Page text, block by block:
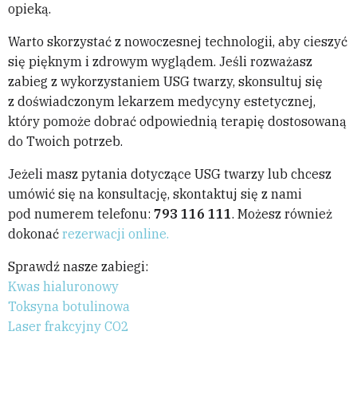
opieką.
Warto skorzystać z nowoczesnej technologii, aby cieszyć
się pięknym i zdrowym wyglądem. Jeśli rozważasz
zabieg z wykorzystaniem USG twarzy, skonsultuj się
z doświadczonym lekarzem medycyny estetycznej,
który pomoże dobrać odpowiednią terapię dostosowaną
do Twoich potrzeb.
Jeżeli masz pytania dotyczące USG twarzy lub chcesz
umówić się na konsultację, skontaktuj się z nami
pod numerem telefonu: 793 116 111. Możesz również
dokonać rezerwacji online.
Sprawdź nasze zabiegi:
Kwas hialuronowy
Toksyna botulinowa
Laser frakcyjny CO2